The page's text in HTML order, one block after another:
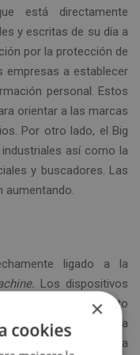
está directamente
y escritas de su día a
por la protección de
empresas a establecer
personal. Estos
orientar a las marcas
Por otro lado, el Big
así como la
y buscadores. Las
aumentando.
ligado a la
Los dispositivos
de su funcionamiento
banda, la batería o la
transmitida gracias a
×
cookies